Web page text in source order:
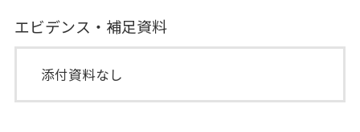
エビデンス・補足資料
添付資料なし